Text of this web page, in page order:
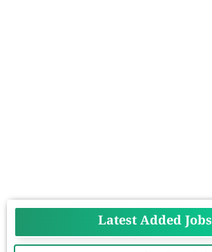
Latest Added Jobs